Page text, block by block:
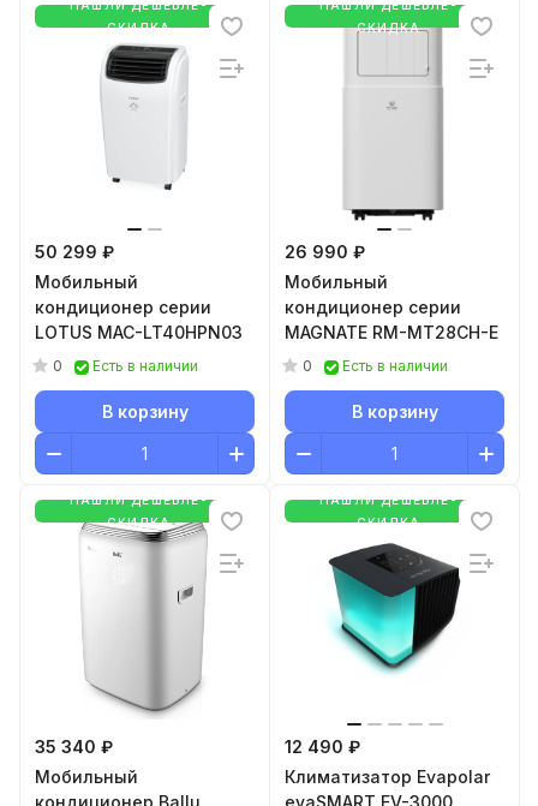
НАШЛИ ДЕШЕВЛЕ-
СКИДКА
50 299 ₽
Мобильный
кондиционер серии
LOTUS MAC-LT40HPN03
0 Есть в наличии
В корзину
НАШЛИ ДЕШЕВЛЕ-
СКИДКА
26 990 ₽
Мобильный
кондиционер cерии
MAGNATE RM-MT28CH-E
0 Есть в наличии
В корзину
НАШЛИ ДЕШЕВЛЕ-
СКИДКА
35 340 ₽
Мобильный
кондиционер Ballu
НАШЛИ ДЕШЕВЛЕ-
СКИДКА
12 490 ₽
Климатизатор Evapolar
evaSMART EV-3000